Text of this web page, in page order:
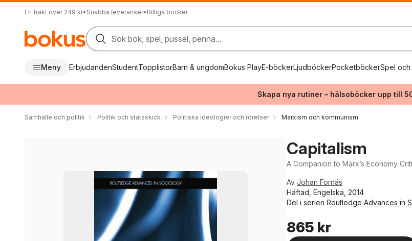
Fri frakt över 249 kr• Snabba leveranser• Billiga böcker
Sök bok, spel, pussel, penna...
Meny ErbjudandenStudentTopplistorBarn & ungdomBokus PlayE-böckerLjudböckerPocketböckerSpel och
Skapa nya rutiner – hälsoböcker upp till
Samhälle och politik Politik och statsskick Politiska ideologier och rörelser Marxism och kommunism
Capitalism
A Companion to Marx’s Economy
Av Johan Fornäs
Häftad, Engelska, 2014
Del i serien Routledge Advances in
865 kr